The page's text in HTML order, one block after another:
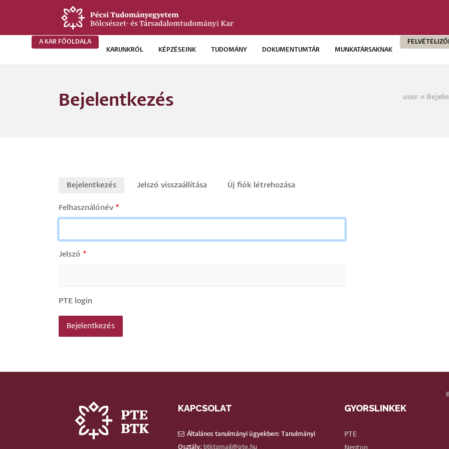
menü
A KAR FŐOLDALA
KARUNKRÓL
KÉPZÉSEINK TUDOMÁNY DOKUMENTUMTÁR MUNKATÁRSAKNAK
Bejelentkezés Morzsa
user
Primary
tabs
Bejelentkezés Jelszó visszaállítása Új fiók létrehozása
Felhasználónév
Jelszó
PTE login
KAPCSOLAT
Általános tanulmányi ügyekben: Tanulmányi
Osztály: btktomail@pte.hu
GYORSLINKEK
PTE